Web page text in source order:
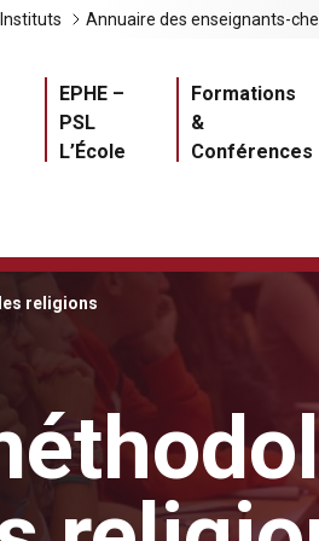
EPHE –
PSL
L’École
Formations
&
Conférences
Liens gris
Instituts Annuaire des enseignants-
Master
religions